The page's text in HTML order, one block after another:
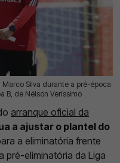
Silva durante a pré-época
B, de Nélson Veríssimo
arranque oficial da
a ajustar o plantel do
a eliminatória frente
pré-eliminatória da Liga